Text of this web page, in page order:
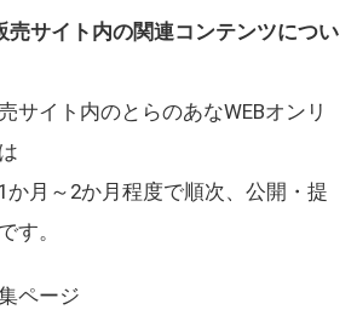
売サイト内の関連コンテンツについ
サイト内のとらのあなWEBオンリ
か月～2か月程度で順次、公開・提
す。
ページ